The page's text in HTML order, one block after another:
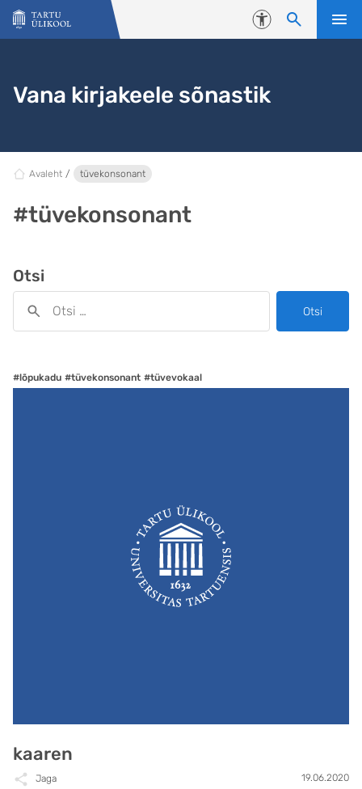
Liigu edasi põhisisu juurde
Juurdepääsetavus
Vana kirjakeele sõnastik
Avaleht tüvekonsonant
#tüvekonsonant
Otsi
Otsi
#lõpukadu #tüvekonsonant #tüvevokaal
kaaren
Jaga 19.06.2020